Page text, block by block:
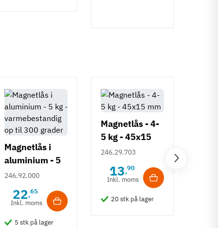
Magnetlås i
aluminium - 5
kg -
varmebestandi
g op til 300
246.92.000
22,65
Inkl. moms
5 stk på lager
Magnetlås - 4-
5 kg - 45x15
mm
246.29.703
13,90
Inkl. moms
20 stk på lager